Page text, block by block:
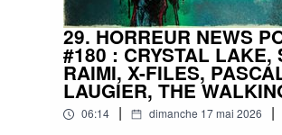
29. HORREUR NEWS
#180 : CRYSTAL LAKE,
RAIMI, X-FILES,
LAUGIER, THE
06:14 | dimanche 17 mai 2026 |